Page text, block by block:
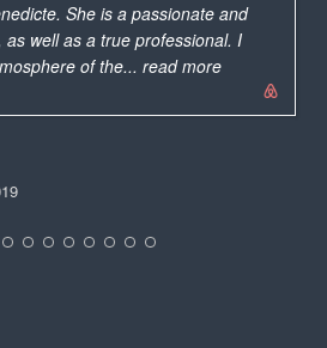
She is a passionate and
as well as a true professional. I
of the... read more